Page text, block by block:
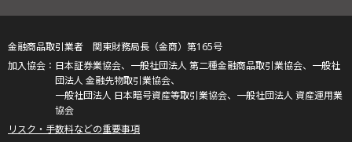
金融商品取引業者 関東財務局長（金商）第165号
日本証券業協会、一般社団法人 第二種金融商品取引業協会、一般社
団法人 金融先物取引業協会、
一般社団法人 日本暗号資産等取引業協会、一般社団法人 資産運用業
協会
リスク・手数料などの重要事項